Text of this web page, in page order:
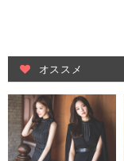
オススメ